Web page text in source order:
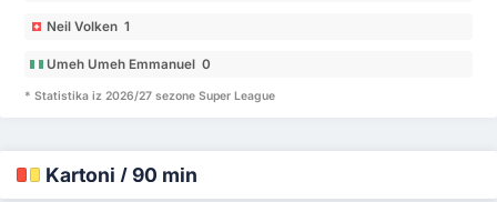
Neil Volken 1
Umeh Umeh Emmanuel 0
* Statistika iz 2026/27 sezone Super League
Kartoni / 90 min